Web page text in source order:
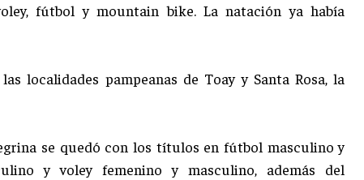
fútbol y mountain bike. La natación ya había
localidades pampeanas de Toay y Santa Rosa, la
se quedó con los títulos en fútbol masculino y
y voley femenino y masculino, además del